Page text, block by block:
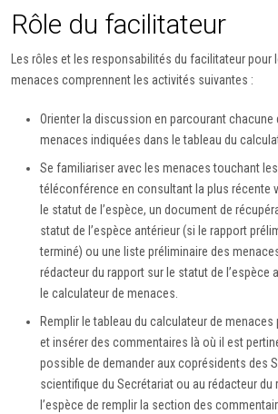
Rôle du facilitateur
Les rôles et les responsabilités du facilitateur pour
menaces comprennent les activités suivantes :
Orienter la discussion en parcourant chacune
menaces indiquées dans le tableau du
Se familiariser avec les menaces touchant
téléconférence en consultant la plus récente
le statut de l’espèce, un document de
statut de l’espèce antérieur (si le rapport
terminé) ou une liste préliminaire des
rédacteur du rapport sur le statut de l’espèce
le calculateur de menaces.
Remplir le tableau du calculateur de
et insérer des commentaires là où il est
possible de demander aux coprésidents des
scientifique du Secrétariat ou au rédacteur du
l’espèce de remplir la section des